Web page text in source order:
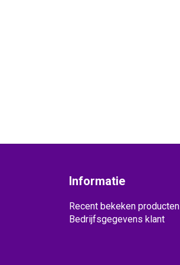
Informatie
Recent bekeken producten
Bedrijfsgegevens klant